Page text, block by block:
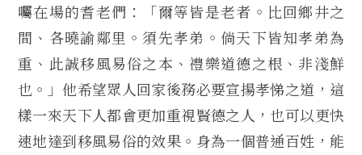
囑在場的耆老們：「爾等皆是老者。比回鄉井之
間、各曉諭鄰里。須先孝弟。倘天下皆知孝弟為
重、此誠移風易俗之本、禮樂道德之根、非淺鮮
也。」他希望眾人回家後務必要宣揚孝悌之道，這
樣一來天下人都會更加重視賢德之人，也可以更快
速地達到移風易俗的效果。身為一個普通百姓，能